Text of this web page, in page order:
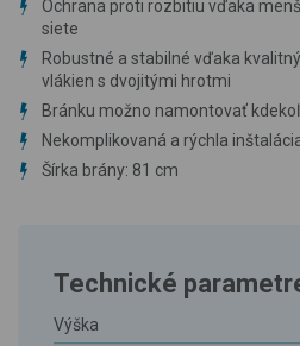
Ochrana proti rozbitiu vďaka
siete
Robustné a stabilné vďaka
vlákien s dvojitými hrotmi
Bránku možno namontovať
Nekomplikovaná a rýchla
Šírka brány: 81 cm
Technické
Výška